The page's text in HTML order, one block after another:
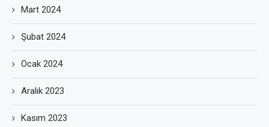
Mart 2024
Şubat 2024
Ocak 2024
Aralık 2023
Kasım 2023